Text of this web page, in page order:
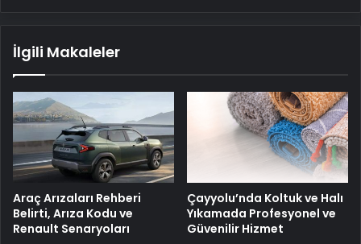
İlgili Makaleler
Araç Arızaları Rehberi
Belirti, Arıza Kodu ve
Renault Senaryoları
Çayyolu’nda Koltuk ve Halı
Yıkamada Profesyonel ve
Güvenilir Hizmet